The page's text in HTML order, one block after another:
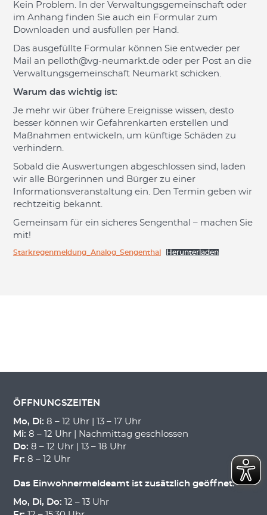
Kein Problem. In der Verwaltungsgemeinschaft oder
im Anhang finden Sie auch ein Formular zum
Downloaden und ausfüllen per Hand.
Das ausgefüllte Formular können Sie entweder per
Mail an pelloth@vg-neumarkt.de oder per Post an die
Verwaltungsgemeinschaft Neumarkt schicken.
Warum das wichtig ist:
Je mehr wir über frühere Ereignisse wissen, desto
besser können wir Gefahrenkarten erstellen und
Maßnahmen entwickeln, um künftige Schäden zu
verhindern.
Sobald die Auswertungen abgeschlossen sind, laden
wir alle Bürgerinnen und Bürger zu einer
Informationsveranstaltung ein. Den Termin geben wir
rechtzeitig bekannt.
Gemeinsam für ein sicheres Sengenthal – machen Sie
mit!
Starkregenmeldung_Analog_Sengenthal Herunterladen
ÖFFNUNGSZEITEN
Mo, Di: 8 – 12 Uhr | 13 – 17 Uhr
Mi: 8 – 12 Uhr | Nachmittag geschlossen
Do: 8 – 12 Uhr | 13 – 18 Uhr
Fr: 8 – 12 Uhr
Das Einwohnermeldeamt ist zusätzlich geöffnet:
Mo, Di, Do: 12 – 13 Uhr